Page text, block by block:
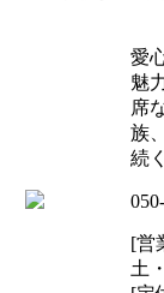
愛
魅
席
族
続く
[営
土